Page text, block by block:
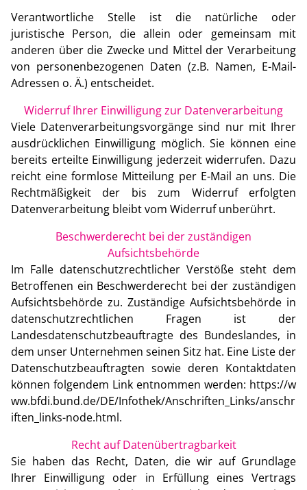
Verantwortliche Stelle ist die natürliche oder
juristische Person, die allein oder gemeinsam mit
anderen über die Zwecke und Mittel der Verarbeitung
von personenbezogenen Daten (z.B. Namen, E-Mail-
Adressen o. Ä.) entscheidet.
Widerruf Ihrer Einwilligung zur Datenverarbeitung
Viele Datenverarbeitungsvorgänge sind nur mit Ihrer
ausdrücklichen Einwilligung möglich. Sie können eine
bereits erteilte Einwilligung jederzeit widerrufen. Dazu
reicht eine formlose Mitteilung per E-Mail an uns. Die
Rechtmäßigkeit der bis zum Widerruf erfolgten
Datenverarbeitung bleibt vom Widerruf unberührt.
Beschwerderecht bei der zuständigen
Aufsichtsbehörde
Im Falle datenschutzrechtlicher Verstöße steht dem
Betroffenen ein Beschwerderecht bei der zuständigen
Aufsichtsbehörde zu. Zuständige Aufsichtsbehörde in
datenschutzrechtlichen Fragen ist der
Landesdatenschutzbeauftragte des Bundeslandes, in
dem unser Unternehmen seinen Sitz hat. Eine Liste der
Datenschutzbeauftragten sowie deren Kontaktdaten
können folgendem Link entnommen werden: https://w
ww.bfdi.bund.de/DE/Infothek/Anschriften_Links/anschr
iften_links-node.html.
Recht auf Datenübertragbarkeit
Sie haben das Recht, Daten, die wir auf Grundlage
Ihrer Einwilligung oder in Erfüllung eines Vertrags